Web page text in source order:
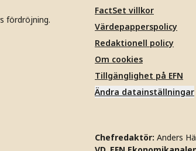
fördröjning.
FactSet villkor
Värdepapperspolicy
Redaktionell policy
Om cookies
Tillgänglighet på EFN
Ändra datainställningar
Chefredaktör: Anders